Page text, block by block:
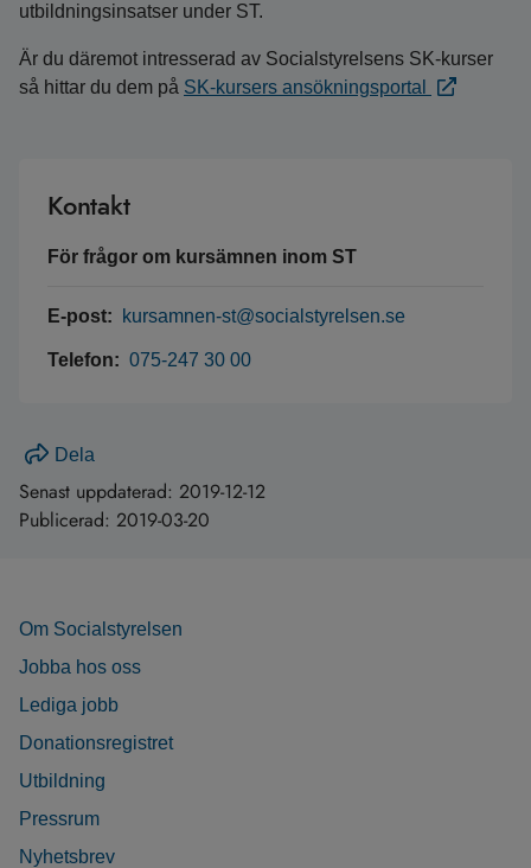
utbildningsinsatser under ST.
Är du däremot intresserad av Socialstyrelsens SK-kurser
så hittar du dem på SK-kursers ansökningsportal
Kontakt
För frågor om kursämnen inom ST
E-post: kursamnen-st@socialstyrelsen.se
Telefon: 075-247 30 00
Dela
Senast uppdaterad: 2019-12-12
Publicerad: 2019-03-20
Om Socialstyrelsen
Jobba hos oss
Lediga jobb
Donationsregistret
Utbildning
Pressrum
Nyhetsbrev